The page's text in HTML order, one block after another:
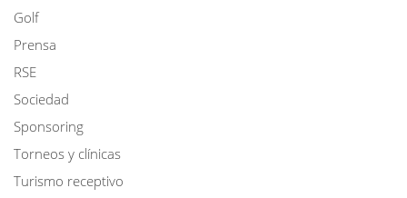
Golf
Prensa
RSE
Sociedad
Sponsoring
Torneos y clínicas
Turismo receptivo